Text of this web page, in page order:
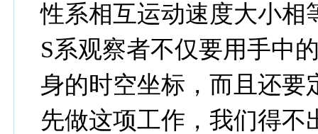
性系相互运动速度大小相
S系观察者不仅要用手中
身的时空坐标，而且还要
先做这项工作，我们得不